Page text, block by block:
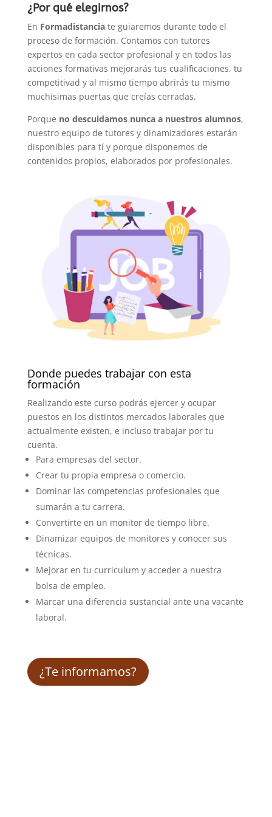
¿Por qué elegirnos?
En Formadistanciate guiaremos durante todo el
proceso de formación. Contamos con tutores
expertos en cada sector profesional y en todos las
acciones formativas mejorarás tus cualificaciones, tu
competitivad y al mismo tiempo abrirás tu mismo
muchisimas puertas que creías cerradas.
Porque no descuidamos nunca a nuestros alumnos,
nuestro equipo de tutores y dinamizadores estarán
disponibles para tí y porque disponemos de
contenidos propios, elaborados por profesionales.
Donde puedes trabajar con esta
formación
Realizando este curso podrás ejercer y ocupar
puestos en los distintos mercados laborales que
actualmente existen, e incluso trabajar por tu
cuenta.
Para empresas del sector.
Crear tu propia empresa o comercio.
Dominar las competencias profesionales que
sumarán a tu carrera.
Convertirte en un monitor de tiempo libre.
Dinamizar equipos de monitores y conocer sus
técnicas.
Mejorar en tu curriculum y acceder a nuestra
bolsa de empleo.
Marcar una diferencia sustancial ante una vacante
laboral.
¿Te informamos?